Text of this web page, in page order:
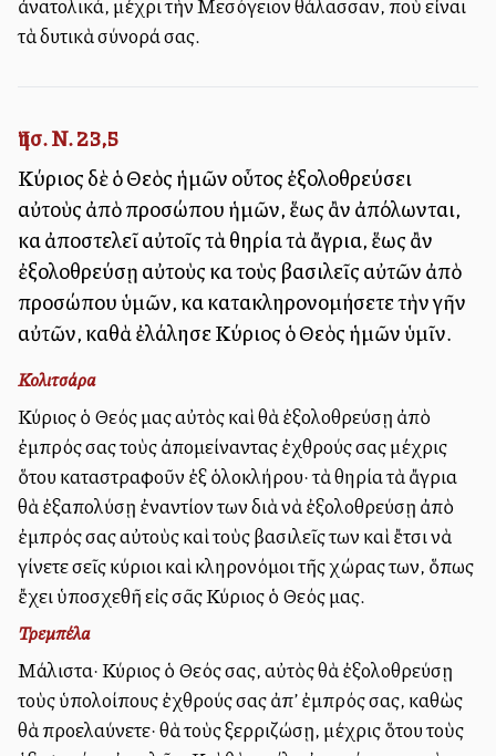
τὰ δυτικὰ σύνορά σας.
Ἰησ. Ν. 23,5
Κύριος δὲ ὁ Θεὸς ἡμῶν οὗτος ἐξολοθρεύσει
αὐτοὺς ἀπὸ προσώπου ἡμῶν, ἕως ἂν ἀπόλωνται,
καὶ ἀποστελεῖ αὐτοῖς τὰ θηρία τὰ ἄγρια, ἕως ἂν
ἐξολοθρεύσῃ αὐτοὺς καὶ τοὺς βασιλεῖς αὐτῶν ἀπὸ
προσώπου ὑμῶν, καὶ κατακληρονομήσετε τὴν γῆν
αὐτῶν, καθὰ ἐλάλησε Κύριος ὁ Θεὸς ἡμῶν ὑμῖν.
Κολιτσάρα
Κύριος ὁ Θεός μας αὐτὸς καὶ θὰ ἐξολοθρεύσῃ ἀπὸ
ἐμπρός σας τοὺς ἀπομείναντας ἐχθρούς σας μέχρις
ὅτου καταστραφοῦν ἐξ ὁλοκλήρου· τὰ θηρία τὰ ἄγρια
θὰ ἐξαπολύσῃ ἐναντίον των διὰ νὰ ἐξολοθρεύσῃ ἀπὸ
ἐμπρός σας αὐτοὺς καὶ τοὺς βασιλεῖς των καὶ ἔτσι νὰ
γίνετε σεῖς κύριοι καὶ κληρονόμοι τῆς χώρας των, ὅπως
ἔχει ὑποσχεθῆ εἰς σᾶς Κύριος ὁ Θεός μας.
Τρεμπέλα
Μάλιστα· Κύριος ὁ Θεός σας, αὐτὸς θὰ ἐξολοθρεύσῃ
τοὺς ὑπολοίπους ἐχθρούς σας ἀπ’ ἐμπρός σας, καθὼς
θὰ προελαύνετε· θὰ τοὺς ξερριζώσῃ, μέχρις ὅτου τοὺς